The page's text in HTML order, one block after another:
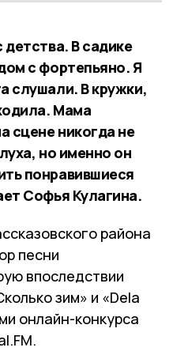
В садике
с фортепьяно. Я
слушали. В кружки,
Мама
сцене никогда не
но именно он
понравившиеся
Софья Кулагина.
района
песни
впоследствии
зим» и «Dela
онлайн-конкурса